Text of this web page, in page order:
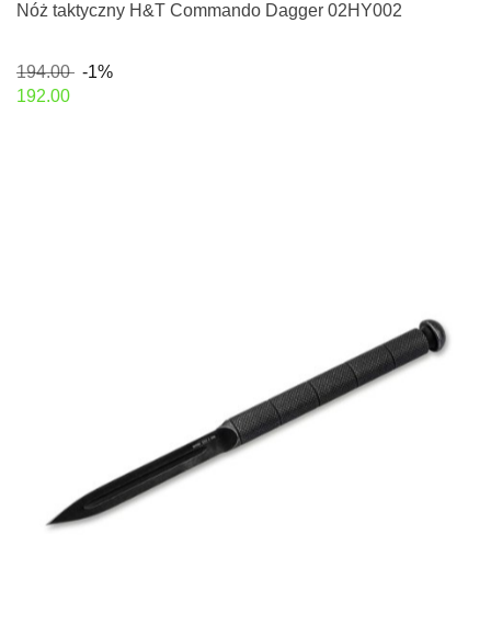
Nóż taktyczny H&T Commando Dagger 02HY002
194.00
-1%
192.00